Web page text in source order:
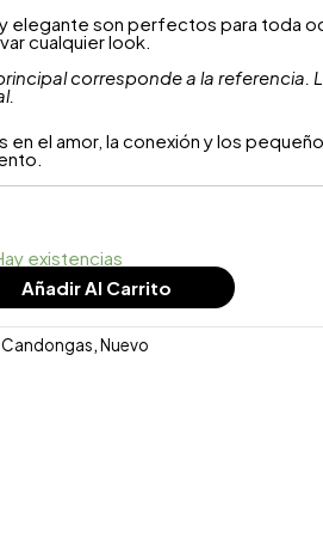
elegante son perfectos para toda
cualquier look.
corresponde a la referencia.
en el amor, la conexión y los
existencias
Añadir Al Carrito
Candongas,Nuevo